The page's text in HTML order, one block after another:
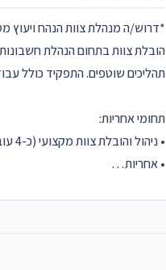
*דרוש/ה מנהלת צוות הנהח ויעוץ
הובלת צוות בתחום הנהלת חשבונות
תהליכים שוטפים. התפקיד כולל
תחומי אחריות:
• ניהול והובלת צוות מקצועי (כ-4 עובדים ומעלה)
• אחריות…